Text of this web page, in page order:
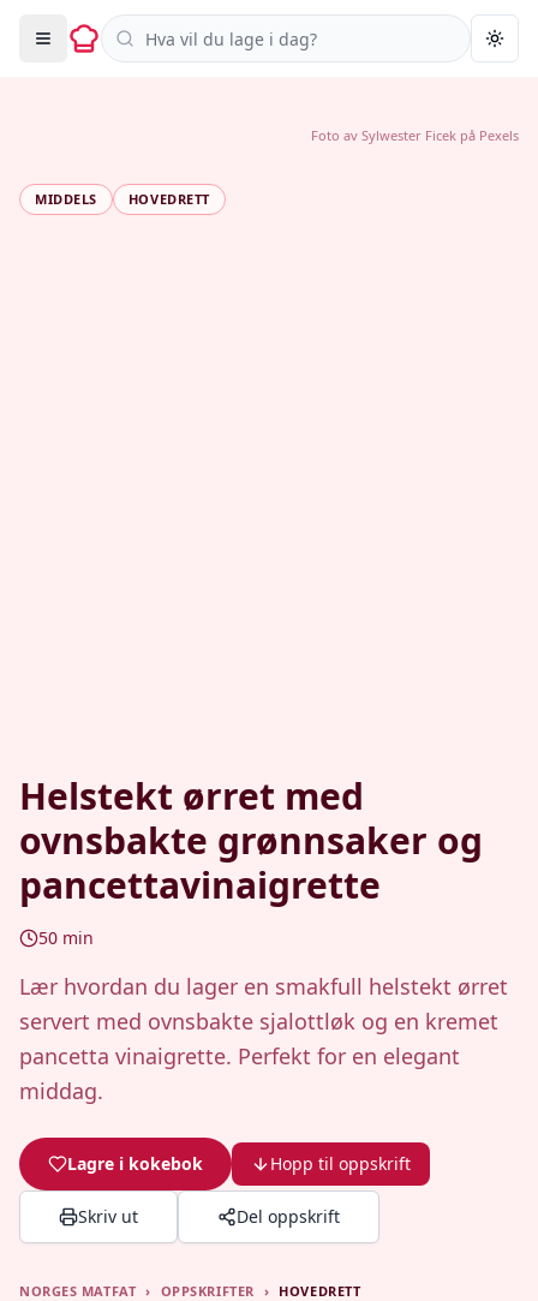
Søk i oppskrifter
MIDDELS HOVEDRETT
Helstekt ørret med
ovnsbakte grønnsaker og
pancettavinaigrette
50 min
Lær hvordan du lager en smakfull helstekt ørret
servert med ovnsbakte sjalottløk og en kremet
pancetta vinaigrette. Perfekt for en elegant
middag.
Lagre i kokebok Hopp til oppskrift
Skriv ut Del oppskrift
Foto av Sylwester Ficek på Pexels
NORGES MATFAT › OPPSKRIFTER › HOVEDRETT